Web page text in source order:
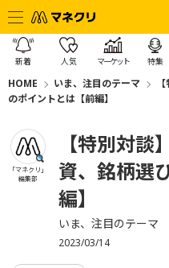
新着 人気 マーケット 特集
HOME いま、注目のテーマ
のポイントとは【前編】
「マネクリ」
編集部
【特別対
資、銘柄選
編】
いま、注目のテーマ
2023/03/14